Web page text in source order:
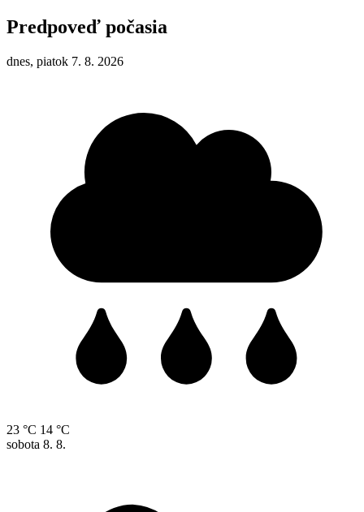
Predpoveď počasia
dnes, piatok 7. 8. 2026
23 °C 14 °C
sobota 8. 8.